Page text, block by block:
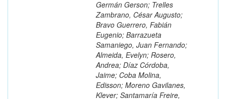
Germán Gerson; Trelles
Zambrano, César Augusto;
Bravo Guerrero, Fabián
Eugenio; Barrazueta
Samaniego, Juan Fernando;
Almeida, Evelyn; Rosero,
Andrea; Díaz Córdoba,
Jaime; Coba Molina,
Edisson; Moreno Gavilanes,
Klever; Santamaría Freire,